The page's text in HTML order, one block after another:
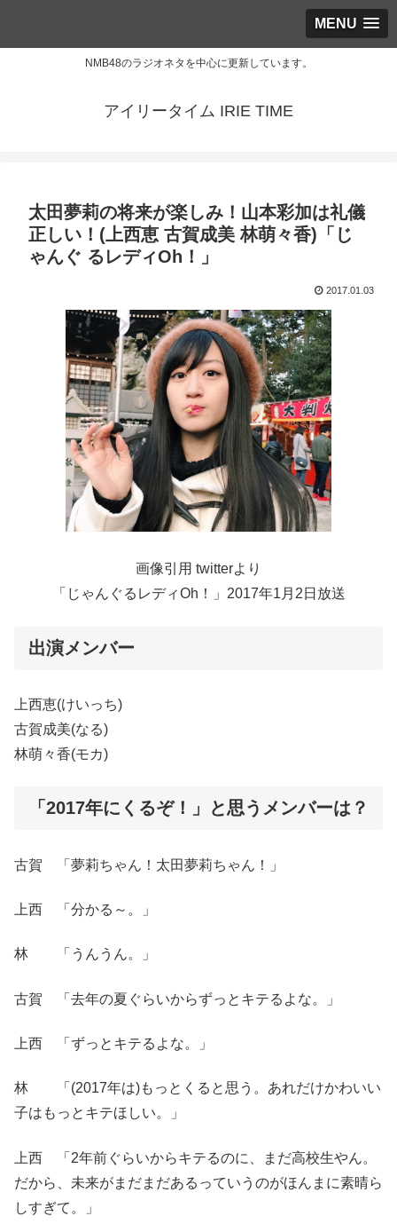
MENU
NMB48のラジオネタを中心に更新しています。
アイリータイム IRIE TIME
太田夢莉の将来が楽しみ！山本彩加は礼儀
正しい！(上西恵 古賀成美 林萌々香)「じ
ゃんぐ るレディOh！」
2017.01.03
画像引用 twitterより
「じゃんぐるレディOh！」2017年1月2日放送
出演メンバー
上西恵(けいっち)
古賀成美(なる)
林萌々香(モカ)
「2017年にくるぞ！」と思うメンバーは？
古賀 「夢莉ちゃん！太田夢莉ちゃん！」
上西 「分かる～。」
林 「うんうん。」
古賀 「去年の夏ぐらいからずっとキテるよな。」
上西 「ずっとキテるよな。」
林 「(2017年は)もっとくると思う。あれだけかわいい
子はもっとキテほしい。」
上西 「2年前ぐらいからキテるのに、まだ高校生やん。
だから、未来がまだまだあるっていうのがほんまに素晴ら
しすぎて。」